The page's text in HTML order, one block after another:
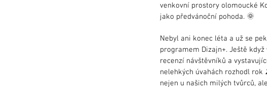
venkovní prostory olomoucké
jako předvánoční pohoda. 🌞
Nebyl ani konec léta a už se
programem Dizajn+. Ještě
recenzí návštěvníků a
nelehkých úvahách rozhodl rok
nejen u našich milých tvůrců,